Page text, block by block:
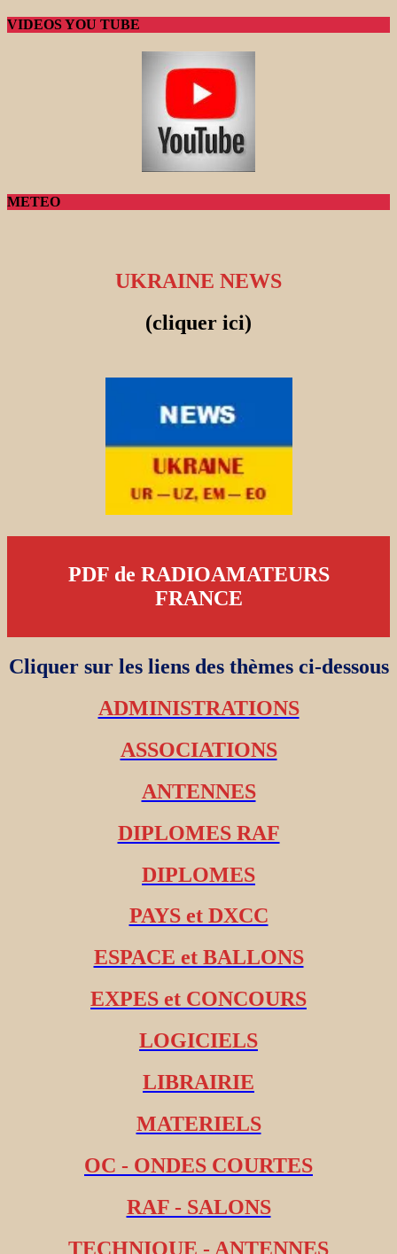
VIDEOS YOU TUBE
METEO
UKRAINE NEWS
(cliquer ici)
PDF de RADIOAMATEURS
FRANCE
Cliquer sur les liens des thèmes ci-dessous
ADMINISTRATIONS
ASSOCIATIONS
ANTENNES
DIPLOMES RAF
DIPLOMES
PAYS et DXCC
ESPACE et BALLONS
EXPES et CONCOURS
LOGICIELS
LIBRAIRIE
MATERIELS
OC - ONDES COURTES
RAF - SALONS
TECHNIQUE - ANTENNES